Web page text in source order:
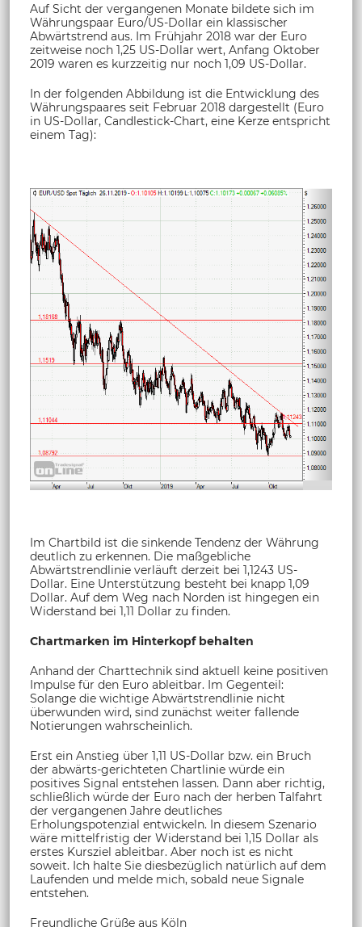
Auf Sicht der vergangenen Monate bildete sich im
Währungspaar Euro/US-Dollar ein klassischer
Abwärtstrend aus. Im Frühjahr 2018 war der Euro
zeitweise noch 1,25 US-Dollar wert, Anfang Oktober
2019 waren es kurzzeitig nur noch 1,09 US-Dollar.
In der folgenden Abbildung ist die Entwicklung des
Währungspaares seit Februar 2018 dargestellt (Euro
in US-Dollar, Candlestick-Chart, eine Kerze entspricht
einem Tag):
Im Chartbild ist die sinkende Tendenz der Währung
deutlich zu erkennen. Die maßgebliche
Abwärtstrendlinie verläuft derzeit bei 1,1243 US-
Dollar. Eine Unterstützung besteht bei knapp 1,09
Dollar. Auf dem Weg nach Norden ist hingegen ein
Widerstand bei 1,11 Dollar zu finden.
Chartmarken im Hinterkopf behalten
Anhand der Charttechnik sind aktuell keine positiven
Impulse für den Euro ableitbar. Im Gegenteil:
Solange die wichtige Abwärtstrendlinie nicht
überwunden wird, sind zunächst weiter fallende
Notierungen wahrscheinlich.
Erst ein Anstieg über 1,11 US-Dollar bzw. ein Bruch
der abwärts-gerichteten Chartlinie würde ein
positives Signal entstehen lassen. Dann aber richtig,
schließlich würde der Euro nach der herben Talfahrt
der vergangenen Jahre deutliches
Erholungspotenzial entwickeln. In diesem Szenario
wäre mittelfristig der Widerstand bei 1,15 Dollar als
erstes Kursziel ableitbar. Aber noch ist es nicht
soweit. Ich halte Sie diesbezüglich natürlich auf dem
Laufenden und melde mich, sobald neue Signale
entstehen.
Freundliche Grüße aus Köln